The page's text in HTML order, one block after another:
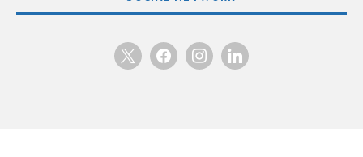
x facebookinstagramlinkedin